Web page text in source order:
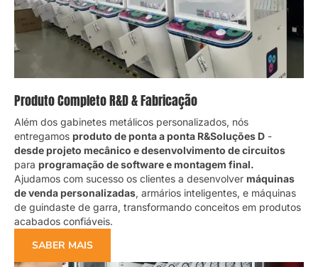
Produto Completo R&D & Fabricação
Além dos gabinetes metálicos personalizados, nós
entregamos produto de ponta a ponta R&Soluções D -
desde projeto mecânico e desenvolvimento de circuitos
para programação de software e montagem final.
Ajudamos com sucesso os clientes a desenvolver máquinas
de venda personalizadas, armários inteligentes, e máquinas
de guindaste de garra, transformando conceitos em produtos
acabados confiáveis.
SABER MAIS